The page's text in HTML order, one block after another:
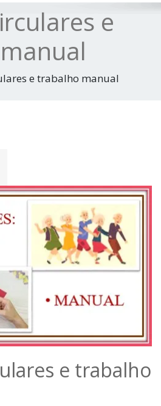
e
e trabalho manual
e trabalho